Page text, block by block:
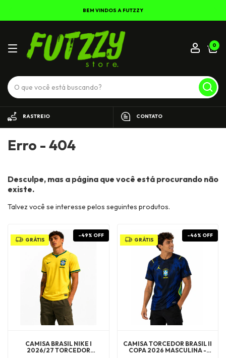
BEM VINDOS A FUTZZY
0
RASTREIO CONTATO
Erro - 404
Desculpe, mas a página que você está procurando não
existe.
Talvez você se interesse pelos seguintes produtos.
GRÁTIS
CAMISA BRASIL NIKE I
2026/27 TORCEDOR
-49% OFF
GRÁTIS
CAMISA TORCEDOR BRASIL II
COPA 2026 MASCULINA -
-46% OFF